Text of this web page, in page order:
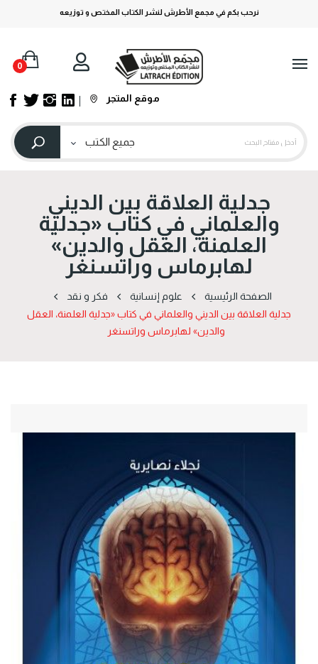
نرحب بكم في مجمع الأطرش لنشر الكتاب المختص و توزيعه
0
موقع المتجر
جدلية العلاقة بين الديني
والعلماني في كتاب «جدلية
العلمنة، العقل والدين»
لهابرماس وراتسنغر
الصفحة الرئيسية علوم إنسانية
فكر و نقد
جدلية العلاقة بين الديني والعلماني في كتاب «جدلية العلمنة، العقل
والدين» لهابرماس وراتسنغر